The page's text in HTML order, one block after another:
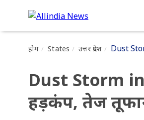
होम States उत्तर प्रदेश Dust
Dust Storm in
हड़कंप, तेज